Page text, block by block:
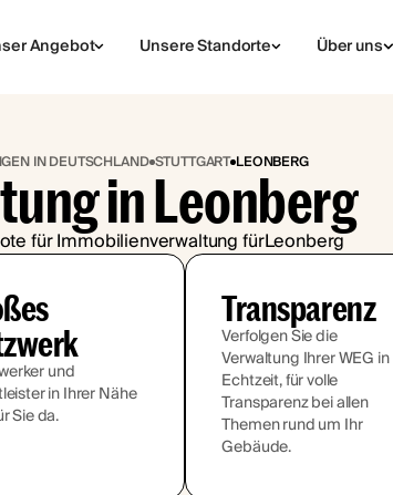
Angebot Unsere Standorte Über uns
IN DEUTSCHLAND STUTTGART LEONBERG
in Leonberg
für Immobilienverwaltung fürLeonberg
und
in Ihrer Nähe
Sie da.
Transparenz
Verfolgen Sie die
Verwaltung Ihrer WEG in
Echtzeit, für volle
Transparenz bei allen
Themen rund um Ihr
Gebäude.